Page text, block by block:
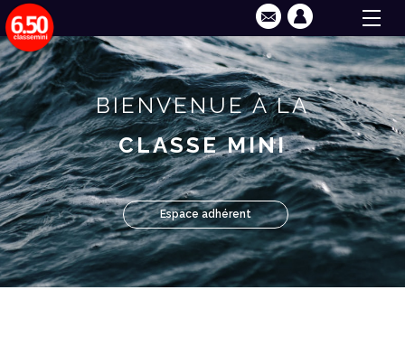
BIENVENUE À LA
CLASSE MINI
Espace adhérent